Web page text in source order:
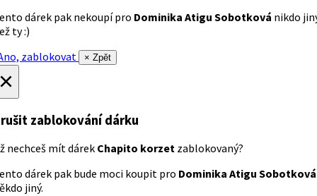
dárek pak nekoupí pro Dominika Atigu Sobotková nikdo
ty :)
zablokovat
× Zpět
zablokování dárku
nechceš mít dárek Chapito korzet zablokovaný?
dárek pak bude moci koupit pro Dominika Atigu Sobotková
jiný.